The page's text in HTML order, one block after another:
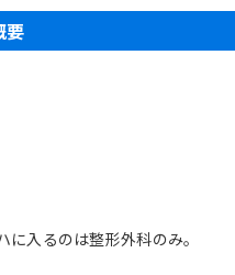
要
入るのは整形外科のみ。